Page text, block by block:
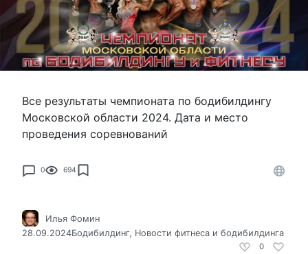
Все результаты чемпионата по бодибилдингу
Московской области 2024. Дата и место
проведения соревнований
0 694
0
Илья Фомин
28.09.2024Бодибилдинг, Новости фитнеса и бодибилдинга